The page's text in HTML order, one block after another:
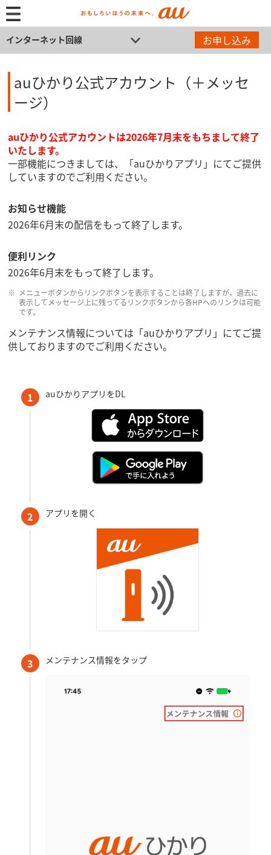
インターネット回線 お申し込み
auひかり公式アカウント（＋メッセ
ージ）
auひかり公式アカウントは2026年7月末をもちまして終了
いたします。
一部機能につきましては、「auひかりアプリ」にてご提供
していますのでご利用ください。
お知らせ機能
2026年6月末の配信をもって終了します。
便利リンク
2026年6月末をもって終了します。
メニューボタンからリンクボタンを表示することは終了しますが、過去に
表示してメッセージ上に残ってるリンクボタンから各HPへのリンクは可能
です。
メンテナンス情報については「auひかりアプリ」にてご提
供しておりますのでご利用ください。
1 auひかりアプリをDL
2 アプリを開く
3 メンテナンス情報をタップ